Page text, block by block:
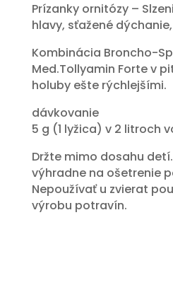
Prízanky ornitózy –
hlavy, sťažené
Kombinácia Broncho-
Med.Tollyamin Forte v
holuby ešte rýchlejšími.
dávkovanie
5 g (1 lyžica) v 2 litroch
Držte mimo dosahu
výhradne na ošetrenie
Nepoužívať u zvierat
výrobu potravín.